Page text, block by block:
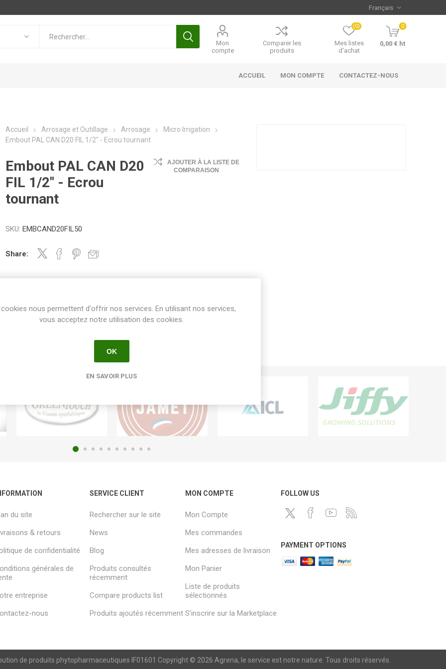
Mon
compte
Comparer les
produits
Mes listes
d'achat
(0) 0
0,00 € ht
ACCUEIL MON COMPTE CONTACTEZ-NOUS
Accueil Arrosage et Outillage Arrosage
Micro Irrigation
Embout PAL CAN D20 FIL 1/2" - Ecrou tournant
Embout PAL CAN D20
FIL 1/2" - Ecrou
tournant
AJOUTER À LA LISTE DE
COMPARAISON
SKU: EMBCAND20FIL50
Share:
du site
& retours
de confidentialité
générales de
entreprise
nous
SERVICE CLIENT
Rechercher sur le site
News
Blog
Produits consultés
récemment
Compare products list
Produits ajoutés récemment
MON COMPTE
Mon Compte
Mes commandes
Mes adresses de livraison
Mon Panier
Liste de produits
sélectionnés
S'inscrire sur la Marketplace
FOLLOW US
PAYMENT OPTIONS
de produits phytopharmaceutiques IF01601 Copyright © 2026 Agrena, le service est notre nature. Tous droits réservés.
nous permettent d'offrir nos services. En utilisant nos services,
vous acceptez notre utilisation des cookies.
OK
EN SAVOIR PLUS